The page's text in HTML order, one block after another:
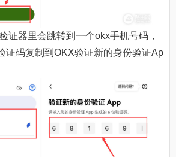
证器里会跳转到一个okx手机号码，
证码复制到OKX验证新的身份验证Ap